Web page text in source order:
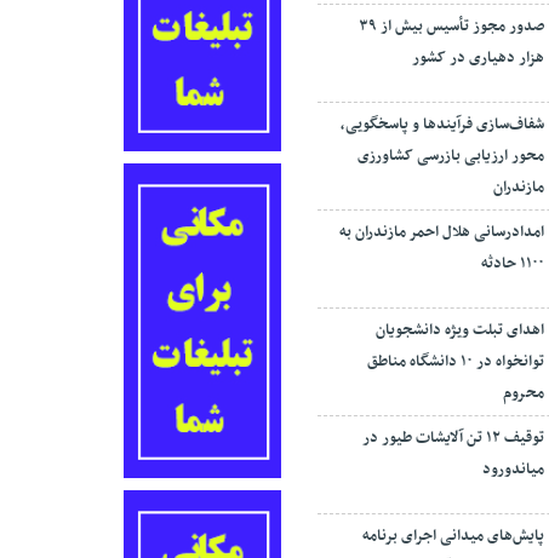
صدور مجوز تأسیس بیش از ۳۹
هزار دهیاری در کشور
شفاف‌سازی فرآیند‌ها و پاسخگویی،
محور ارزیابی بازرسی کشاورزی
مازندران
امدادرسانی هلال احمر مازندران به
۱۱۰۰ حادثه
اهدای تبلت ویژه دانشجویان
توانخواه در ۱۰ دانشگاه مناطق
محروم
توقیف ۱۲ تن آلایشات طیور در
میاندورود
پایش‌های میدانی اجرای برنامه